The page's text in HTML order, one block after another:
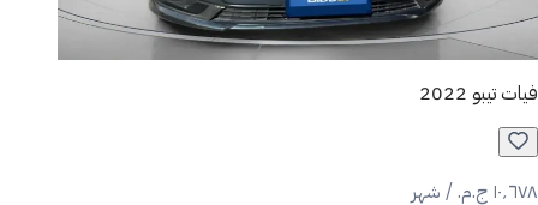
فيات تيبو 2022
١٠٬٦٧٨ ج.م.‏ / شهر